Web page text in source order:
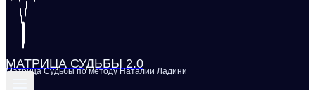
МАТРИЦА СУДЬБЫ 2.0
Матрица Судьбы по методу Наталии Ладини